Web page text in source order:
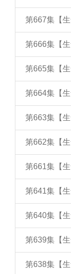
第667集【
第666集【
第665集【
第664集【
第663集【
第662集【
第661集【
第641集【
第640集【
第639集【
第638集【